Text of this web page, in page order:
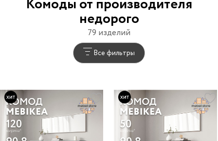
Комоды от производителя
недорого
79 изделий
Все фильтры